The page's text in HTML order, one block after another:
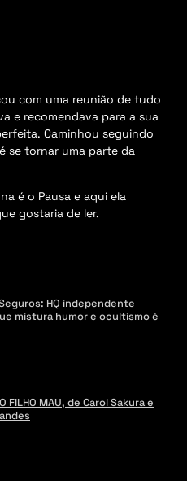
com uma reunião de tudo
e recomendava para a sua
Caminhou seguindo
se tornar uma parte da
é o Pausa e aqui ela
gostaria de ler.
HQ independente
mistura humor e ocultismo é
FILHO MAU, de Carol Sakura e